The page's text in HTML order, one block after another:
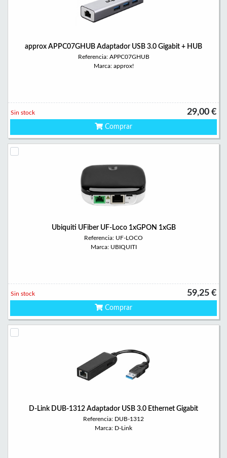
approx APPC07GHUB Adaptador USB 3.0 Gigabit + HUB
Referencia: APPC07GHUB
Marca: approx!
29,00 €
Sin stock
Comprar
Ubiquiti UFiber UF-Loco 1xGPON 1xGB
Referencia: UF-LOCO
Marca: UBIQUITI
59,25 €
Sin stock
Comprar
D-Link DUB-1312 Adaptador USB 3.0 Ethernet Gigabit
Referencia: DUB-1312
Marca: D-Link